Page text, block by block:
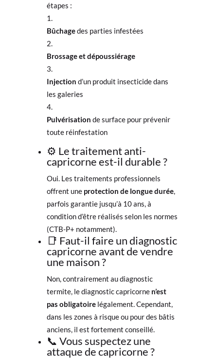
étapes :
Bûchagedes parties infestées
Brossage et dépoussiérage
Injection d’un produit insecticide dans
les galeries
Pulvérisation de surface pour prévenir
toute réinfestation
⚙️ Le traitement anti-
capricorne est-il durable ?
Oui. Les traitements professionnels
offrent une protection de longue durée,
parfois garantie jusqu’à 10 ans, à
condition d’être réalisés selon les normes
(CTB-P+ notamment).
📑 Faut-il faire un diagnostic
capricorne avant de vendre
une maison ?
Non, contrairement au diagnostic
termite, le diagnostic capricorne n’est
pas obligatoirelégalement. Cependant,
dans les zones à risque ou pour des bâtis
anciens, il est fortement conseillé.
📞 Vous suspectez une
attaque de capricorne ?